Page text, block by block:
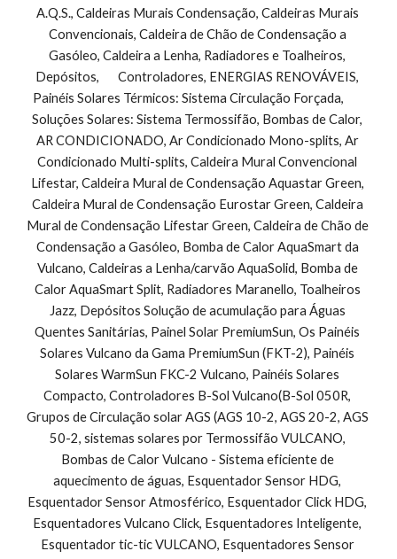
A.Q.S., Caldeiras Murais Condensação, Caldeiras Murais
Convencionais, Caldeira de Chão de Condensação a
Gasóleo, Caldeira a Lenha, Radiadores e Toalheiros,
Depósitos,       Controladores, ENERGIAS RENOVÁVEIS,
Painéis Solares Térmicos: Sistema Circulação Forçada,
Soluções Solares: Sistema Termossifão, Bombas de Calor,
AR CONDICIONADO, Ar Condicionado Mono-splits, Ar
Condicionado Multi-splits, Caldeira Mural Convencional
Lifestar, Caldeira Mural de Condensação Aquastar Green,
Caldeira Mural de Condensação Eurostar Green, Caldeira
Mural de Condensação Lifestar Green, Caldeira de Chão de
Condensação a Gasóleo, Bomba de Calor AquaSmart da
Vulcano, Caldeiras a Lenha/carvão AquaSolid, Bomba de
Calor AquaSmart Split, Radiadores Maranello, Toalheiros
Jazz, Depósitos Solução de acumulação para Águas
Quentes Sanitárias, Painel Solar PremiumSun, Os Painéis
Solares Vulcano da Gama PremiumSun (FKT-2), Painéis
Solares WarmSun FKC-2 Vulcano, Painéis Solares
Compacto, Controladores B-Sol Vulcano(B-Sol 050R,
Grupos de Circulação solar AGS (AGS 10-2, AGS 20-2, AGS
50-2, sistemas solares por Termossifão VULCANO,
Bombas de Calor Vulcano - Sistema eficiente de
aquecimento de águas, Esquentador Sensor HDG,
Esquentador Sensor Atmosférico, Esquentador Click HDG,
Esquentadores Vulcano Click, Esquentadores Inteligente,
Esquentador tic-tic VULCANO, Esquentadores Sensor